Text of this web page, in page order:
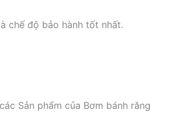
chế độ bảo hành tốt nhất.
Sản phẩm của Bơm bánh răng